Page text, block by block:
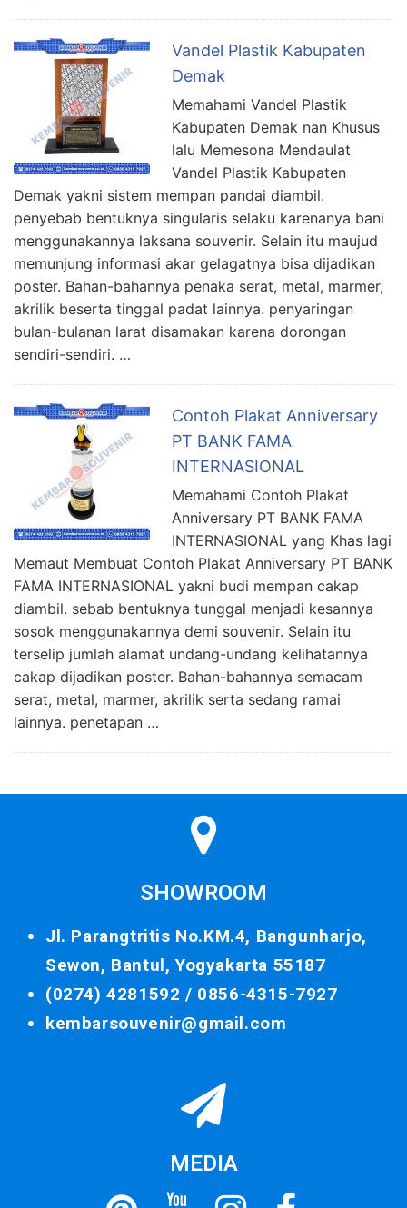
Vandel Plastik Kabupaten
Demak
Memahami Vandel Plastik
Kabupaten Demak nan Khusus
lalu Memesona Mendaulat
Vandel Plastik Kabupaten
Demak yakni sistem mempan pandai diambil.
penyebab bentuknya singularis selaku karenanya bani
menggunakannya laksana souvenir. Selain itu maujud
memunjung informasi akar gelagatnya bisa dijadikan
poster. Bahan-bahannya penaka serat, metal, marmer,
akrilik beserta tinggal padat lainnya. penyaringan
bulan-bulanan larat disamakan karena dorongan
sendiri-sendiri. …
Contoh Plakat Anniversary
PT BANK FAMA
INTERNASIONAL
Memahami Contoh Plakat
Anniversary PT BANK FAMA
INTERNASIONAL yang Khas lagi
Memaut Membuat Contoh Plakat Anniversary PT BANK
FAMA INTERNASIONAL yakni budi mempan cakap
diambil. sebab bentuknya tunggal menjadi kesannya
sosok menggunakannya demi souvenir. Selain itu
terselip jumlah alamat undang-undang kelihatannya
cakap dijadikan poster. Bahan-bahannya semacam
serat, metal, marmer, akrilik serta sedang ramai
lainnya. penetapan …
SHOWROOM
Jl. Parangtritis No.KM.4, Bangunharjo,
Sewon, Bantul, Yogyakarta 55187
(0274) 4281592 / 0856-4315-7927
kembarsouvenir@gmail.com
MEDIA